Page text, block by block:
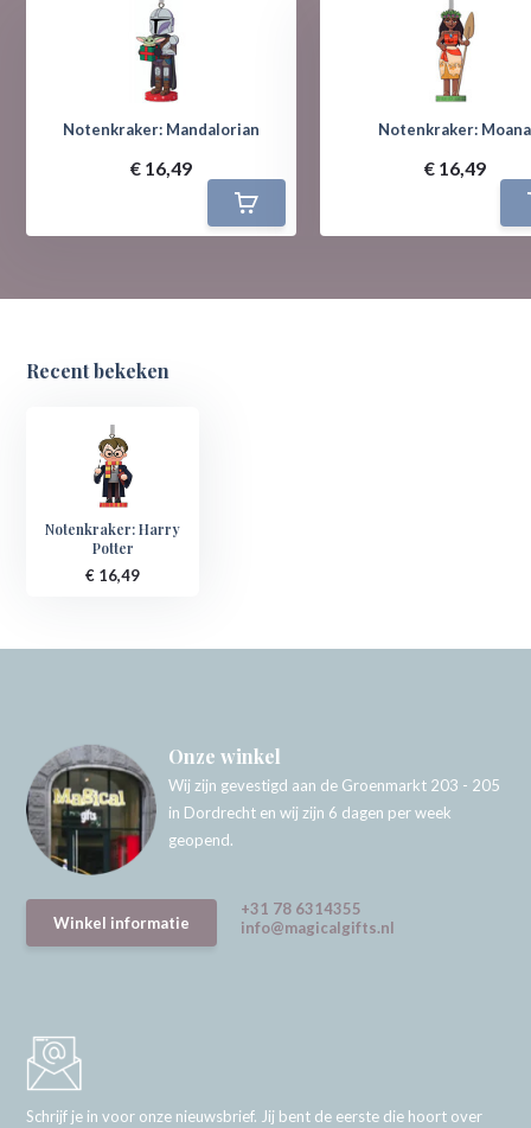
Notenkraker: Mandalorian
€ 16,49
Notenkraker: Moana
€ 16,49
Recent bekeken
Notenkraker: Harry
Potter
€ 16,49
Onze winkel
Wij zijn gevestigd aan de Groenmarkt 203 - 205
in Dordrecht en wij zijn 6 dagen per week
geopend.
Winkel informatie
+31 78 6314355
info@magicalgifts.nl
Schrijf je in voor onze nieuwsbrief. Jij bent de eerste die hoort over